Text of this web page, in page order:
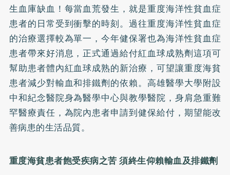
生血庫缺血！每當血荒發生，就是重度海洋性貧血症
患者的日常受到衝擊的時刻。過往重度海洋性貧血症
的治療選擇較為單一，今年健保署也為海洋性貧血症
患者帶來好消息，正式通過給付紅血球成熟劑這項可
幫助患者體內紅血球成熟的新治療，可望讓重度海貧
患者減少對輸血和排鐵劑的依賴。高雄醫學大學附設
中和紀念醫院身為醫學中心與教學醫院，身肩急重難
罕醫療責任，為院內患者申請到健保給付，期望能改
善病患的生活品質。
重度海貧患者飽受疾病之苦 須終生仰賴輸血及排鐵劑